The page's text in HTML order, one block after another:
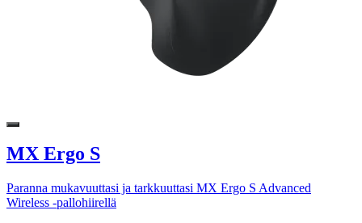
MX Ergo S
Paranna mukavuuttasi ja tarkkuuttasi MX Ergo S Advanced
Wireless -pallohiirellä